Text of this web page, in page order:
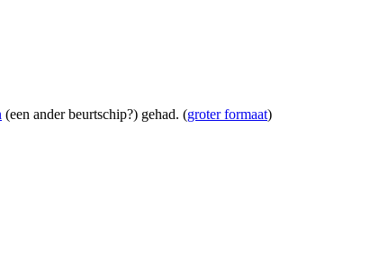
(een ander beurtschip?) gehad. (groter formaat)